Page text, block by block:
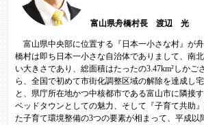
富山県舟橋村長 渡辺 光
富山県中央部に位置する『日本一小さな村』が
橋村は即ち日本一小さな自治体でありまして、南
い大きさであり、総面積はたったの3.47km²しかご
ら、全国で初めて市街化調整区域の解除を達成し
と、県庁所在地かつ中核都市である富山市に隣接
ベッドタウンとしての魅力、そして『子育て共助
た子育て環境整備の3つの要素が相まって、平成以